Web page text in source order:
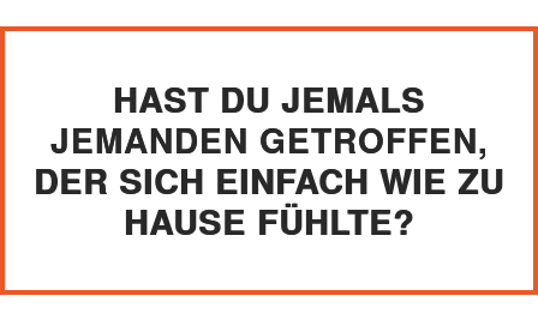
HAST DU JEMALS
JEMANDEN GETROFFEN,
DER SICH EINFACH WIE ZU
HAUSE FÜHLTE?